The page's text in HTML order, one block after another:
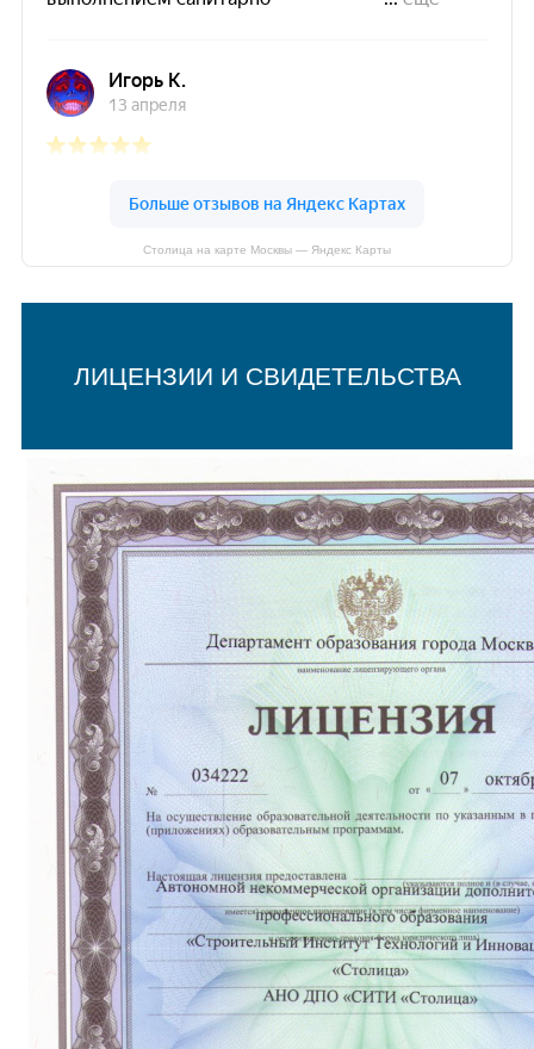
Столица на карте Москвы — Яндекс Карты
ЛИЦЕНЗИИ И СВИДЕТЕЛЬСТВА